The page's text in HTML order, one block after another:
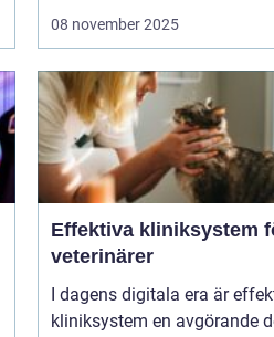
08 november 2025
Effektiva kliniksystem
veterinärer
I dagens digitala era är
kliniksystem en avgörande